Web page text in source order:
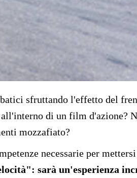
sfruttando l'effetto del
di un film d'azione?
mozzafiato?
necessarie per
sarà un'esperienza